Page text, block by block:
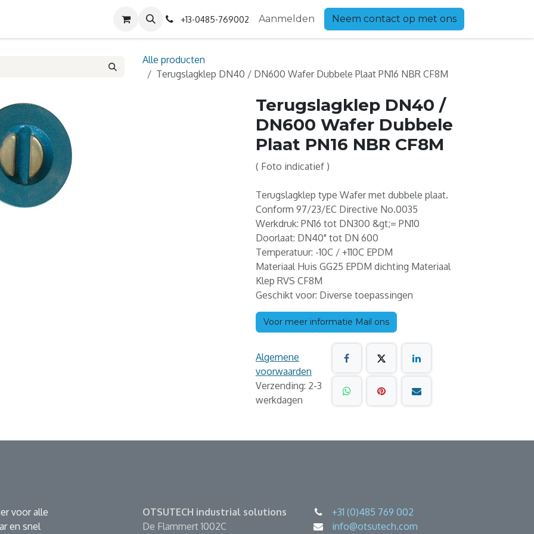
Over ons +13-0485-769002 Aanmelden Neem contact op met ons
Alle producten
Terugslagklep DN40 / DN600 Wafer Dubbele Plaat PN16 NBR CF8M
Terugslagklep DN40 /
DN600 Wafer Dubbele
Plaat PN16 NBR CF8M
( Foto indicatief )
Terugslagklep type Wafer met dubbele plaat.
Conform 97/23/EC Directive No.0035
Werkdruk: PN16 tot DN300 &gt;= PN10
Doorlaat: DN40" tot DN 600
Temperatuur: -10C / +110C EPDM
Materiaal Huis GG25 EPDM dichting Materiaal
Klep RVS CF8M
Geschikt voor: Diverse toepassingen
Voor meer informatie Mail ons
Algemene
voorwaarden
Verzending: 2-3
werkdagen
voor alle
en snel
OTSUTECH industrial solutions
De Flammert 1002C
+31 (0)485 769 002
info@otsutech.com